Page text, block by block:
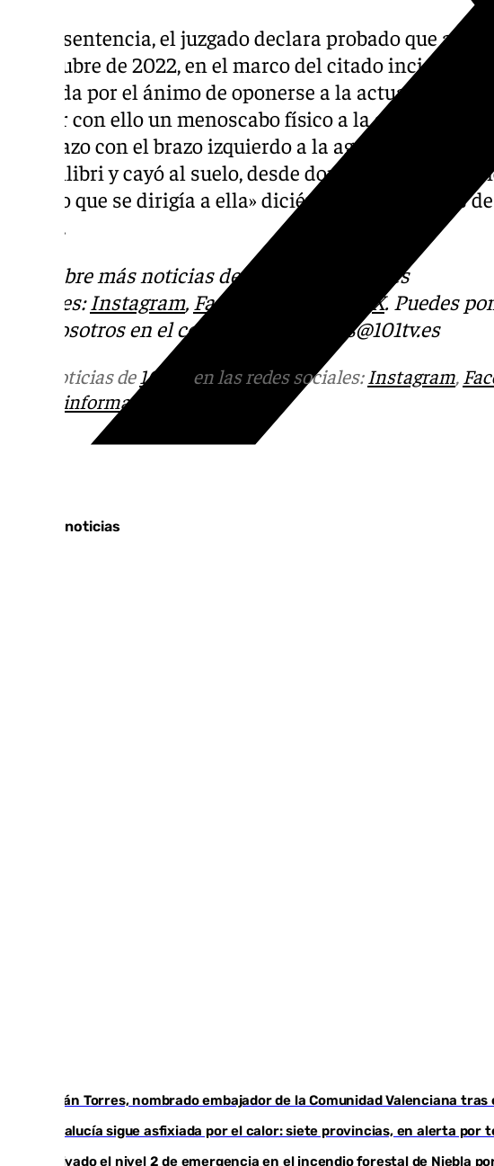
En su sentencia, el juzgado declara probado que
de octubre de 2022, en el marco del citado incidente,
«movida por el ánimo de oponerse a la actuación
causar con ello un menoscabo físico a la agente,
puñetazo con el brazo izquierdo a la agente en la
el equilibri y cayó al suelo, desde donde le lanzó
tiempo que se dirigía a ella» diciéndole los insultos
zorra».
Descubre más noticias de 101TV en las redes
sociales: Instagram, Facebook X. Puedes
con nosotros en el correo
informativos@101tv.es
Más noticias de 101TV en las redes sociales: Instagram,
informativos@101tv.es
Últimas noticias
Ferrán Torres, nombrado embajador de la Comunidad Valenciana
Andalucía sigue asfixiada por el calor: siete provincias, en alerta
Activado el nivel 2 de emergencia en el incendio forestal de Niebla